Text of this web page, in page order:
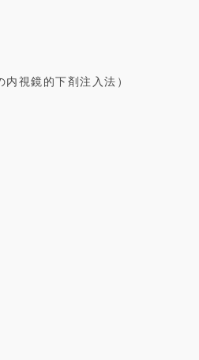
視鏡的下剤注入法）